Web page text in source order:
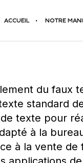
ACCUEIL NOTRE
du faux
standard
texte pour
à la
à la vente